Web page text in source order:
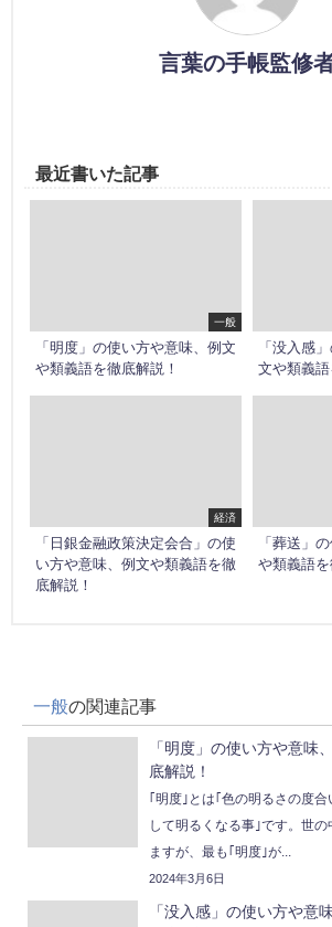
言葉の手帳監修
最近書いた記事
一般
「明度」の使い方や意味、例文
や類義語を徹底解説！
「没入感
文や類義語
経済
「日銀金融政策決定会合」の使
い方や意味、例文や類義語を徹
底解説！
「葬送」
や類義語を
一般の関連記事
「明度」の使い方や意味
底解説！
｢明度｣とは｢色の明るさの度
して明るくなる事｣です。世の
ますが、最も｢明度｣が...
2024年3月6日
「没入感」の使い方や意